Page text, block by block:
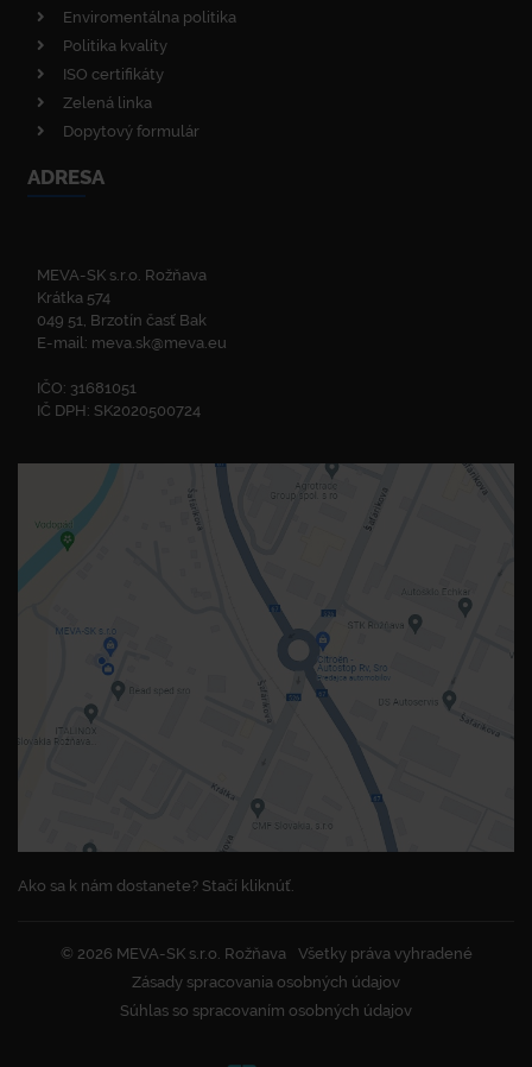
Enviromentálna politika
Politika kvality
ISO certifikáty
Zelená linka
Dopytový formulár
ADRESA
MEVA-SK s.r.o. Rožňava
Krátka 574
049 51, Brzotín časť Bak
E-mail: meva.sk@meva.eu
IČO: 31681051
IČ DPH: SK2020500724
Ako sa k nám dostanete? Stačí kliknúť.
© 2026 MEVA-SK s.r.o. Rožňava
Všetky práva vyhradené
Zásady spracovania osobných údajov
Súhlas so spracovaním osobných údajov